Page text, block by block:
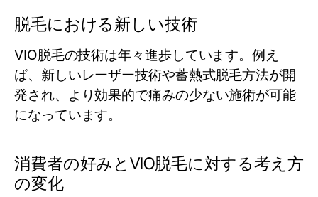
脱毛における新しい技術
VIO脱毛の技術は年々進歩しています。例え
ば、新しいレーザー技術や蓄熱式脱毛方法が開
発され、より効果的で痛みの少ない施術が可能
になっています。
消費者の好みとVIO脱毛に対する考え方
の変化